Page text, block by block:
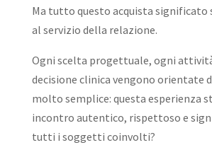
Ma tutto questo acquista significato
al servizio della relazione.
Ogni scelta progettuale, ogni
decisione clinica vengono orientate
molto semplice: questa esperienza
incontro autentico, rispettoso e
tutti i soggetti coinvolti?